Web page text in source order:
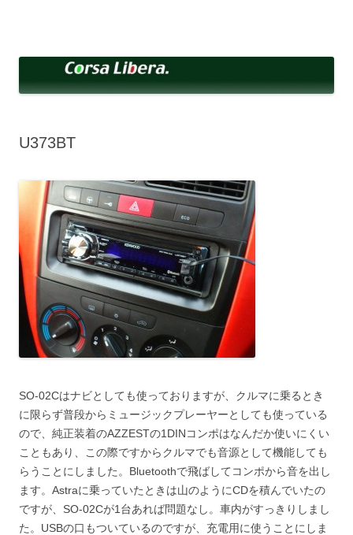
へ
ッ
U373BT
SO-02Cはナビとしても使っておりますが、クルマに乗るとき
に限らず普段からミュージックプレーヤーとしても使っている
ので、純正装着のAZZESTの1DINコンポはなんだか使いにくい
こともあり、この際ですからクルマでも音源として機能しても
らうことにしました。Bluetoothで飛ばしてコンポから音を出し
ます。Astraに乗っていたときは山のようにCDを積んでいたの
ですが、SO-02Cが1台あれば問題なし。車内がすっきりしまし
た。USBの口もついているのですが、充電用に使うことにしま